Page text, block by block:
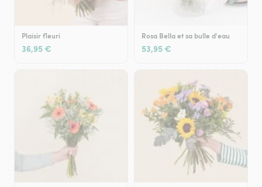
Plaisir fleuri
36,95 €
Rosa Bella et sa bulle d'eau
53,95 €